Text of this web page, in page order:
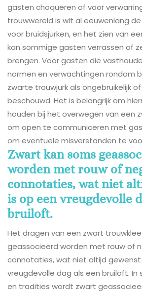
gasten choqueren of voor
trouwwereld is wit al eeuwenlang
voor bruidsjurken, en het zien van
kan sommige gasten verrassen of
brengen. Voor gasten die
normen en verwachtingen rondom
zwarte trouwjurk als ongebruikelijk
beschouwd. Het is belangrijk om
houden bij het overwegen van een
om open te communiceren met
om eventuele misverstanden te
Zwart kan soms
worden met rouw of
connotaties, wat niet
is op een vreugdevolle
bruiloft.
Het dragen van een zwart
geassocieerd worden met rouw of
connotaties, wat niet altijd gewenst
vreugdevolle dag als een bruiloft. In
en tradities wordt zwart